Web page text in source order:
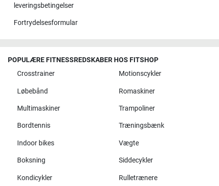
leveringsbetingelser
Fortrydelsesformular
POPULÆRE FITNESSREDSKABER HOS FITSHOP
Crosstrainer
Motionscykler
Løbebånd Romaskiner
Multimaskiner Trampoliner
Bordtennis Træningsbænk
Indoor bikes Vægte
Boksning Siddecykler
Kondicykler Rulletrænere